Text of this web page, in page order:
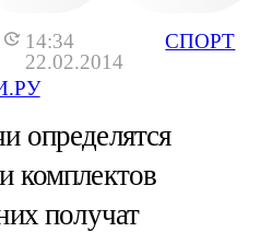
14:34
22.02.2014
СПОРТ
определятся
комплектов
получат